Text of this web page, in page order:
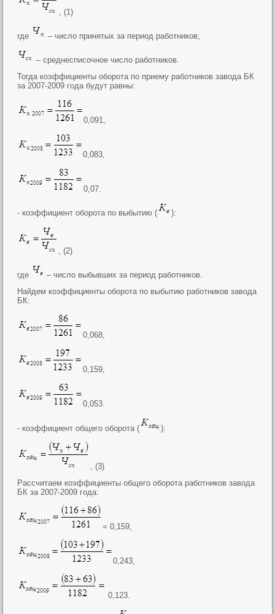
, (1)
где – число принятых за период работников;
– среднесписочное число работников.
Тогда коэффициенты оборота по приему работников завода БК
за 2007-2009 года будут равны:
0,091,
0,083,
0,07.
- коэффициент оборота по выбытию ( ):
, (2)
где
– число выбывших за период работников.
Найдем коэффициенты оборота по выбытию работников завода
БК:
0,068,
0,159,
0,053.
- коэффициент общего оборота ( ):
, (3)
Рассчитаем коэффициенты общего оборота работников завода
БК за 2007-2009 года:
= 0,159,
0,243,
0,123.